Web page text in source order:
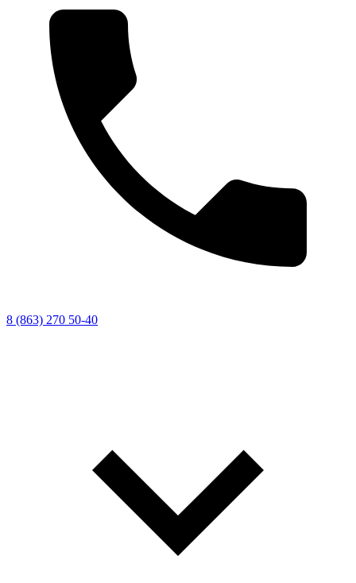
8 (863) 270 50-40